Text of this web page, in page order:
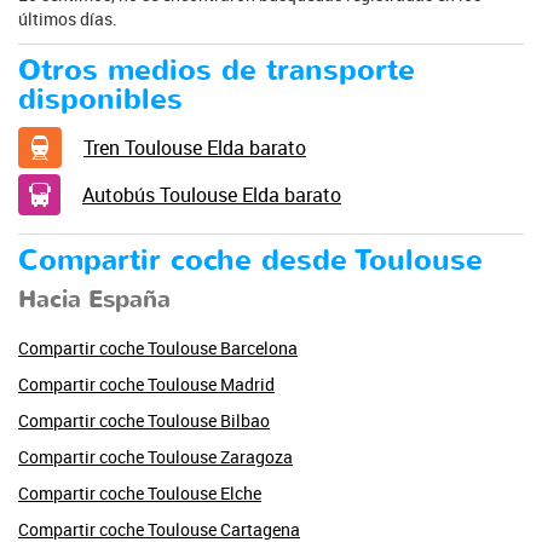
últimos días.
Otros medios de transporte
disponibles
Tren Toulouse Elda barato
Autobús Toulouse Elda barato
Compartir coche desde Toulouse
Hacia España
Compartir coche Toulouse Barcelona
Compartir coche Toulouse Madrid
Compartir coche Toulouse Bilbao
Compartir coche Toulouse Zaragoza
Compartir coche Toulouse Elche
Compartir coche Toulouse Cartagena